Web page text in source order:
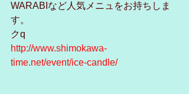
WARABIなど人気メニュをお持ちしま
す。
クq
http://www.shimokawa-
time.net/event/ice-candle/